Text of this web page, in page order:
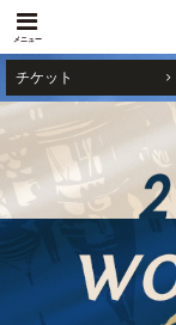
メニュー
チケット